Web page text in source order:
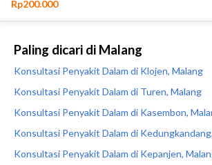
Paling dicari di Malang
Konsultasi Penyakit Dalam di Klojen, Malang
Konsultasi Penyakit Dalam di Turen, Malang
Konsultasi Penyakit Dalam di Kasembon,
Konsultasi Penyakit Dalam di
Konsultasi Penyakit Dalam di Kepanjen,